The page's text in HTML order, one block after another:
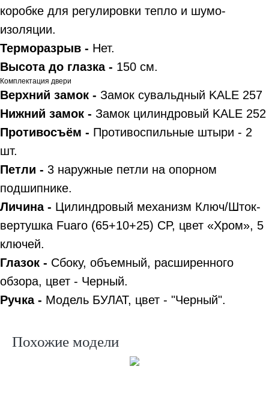
коробке для регулировки тепло и шумо-
изоляции.
Терморазрыв - Нет.
Высота до глазка - 150 см.
Комплектация двери
Верхний замок - Замок сувальдный KALE 257
Нижний замок - Замок цилиндровый KALE 252
Противосъём - Противоспильные штыри - 2
шт.
Петли - 3 наружные петли на опорном
подшипнике.
Личина - Цилиндровый механизм Ключ/Шток-
вертушка Fuaro (65+10+25) CP, цвет «Хром», 5
ключей.
Глазок - Сбоку, объемный, расширенного
обзора, цвет - Черный.
Ручка - Модель БУЛАТ, цвет - "Черный".
Похожие модели